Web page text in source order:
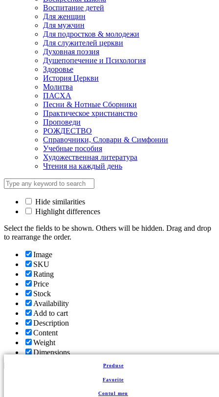
Produse
Favorite
Contul meu
Воспитание детей
Для женщин
Для мужчин
Для подростков & молодежи
Для служителей церкви
Духовная поэзия
Душепопечение и Психология
Здоровье
История Церкви
Молитва
ПАСХА
Песни & Нотные Сборники
Практическое христианство
Проповеди
РОЖДЕСТВО
Справочники, Словари & Симфонии
Учебные пособия
Художественная литература
Чтения на каждый день
Hide similarities
Highlight differences
Select the fields to be shown. Others will be hidden. Drag and drop
to rearrange the order.
Image
SKU
Rating
Price
Stock
Availability
Add to cart
Description
Content
Weight
Dimensions
Additional information
Click outside to hide the comparison bar